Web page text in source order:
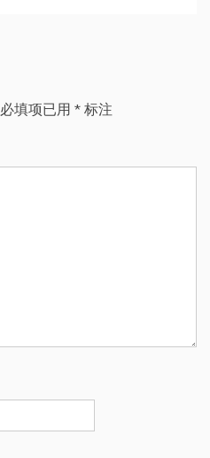
必填项已用 * 标注